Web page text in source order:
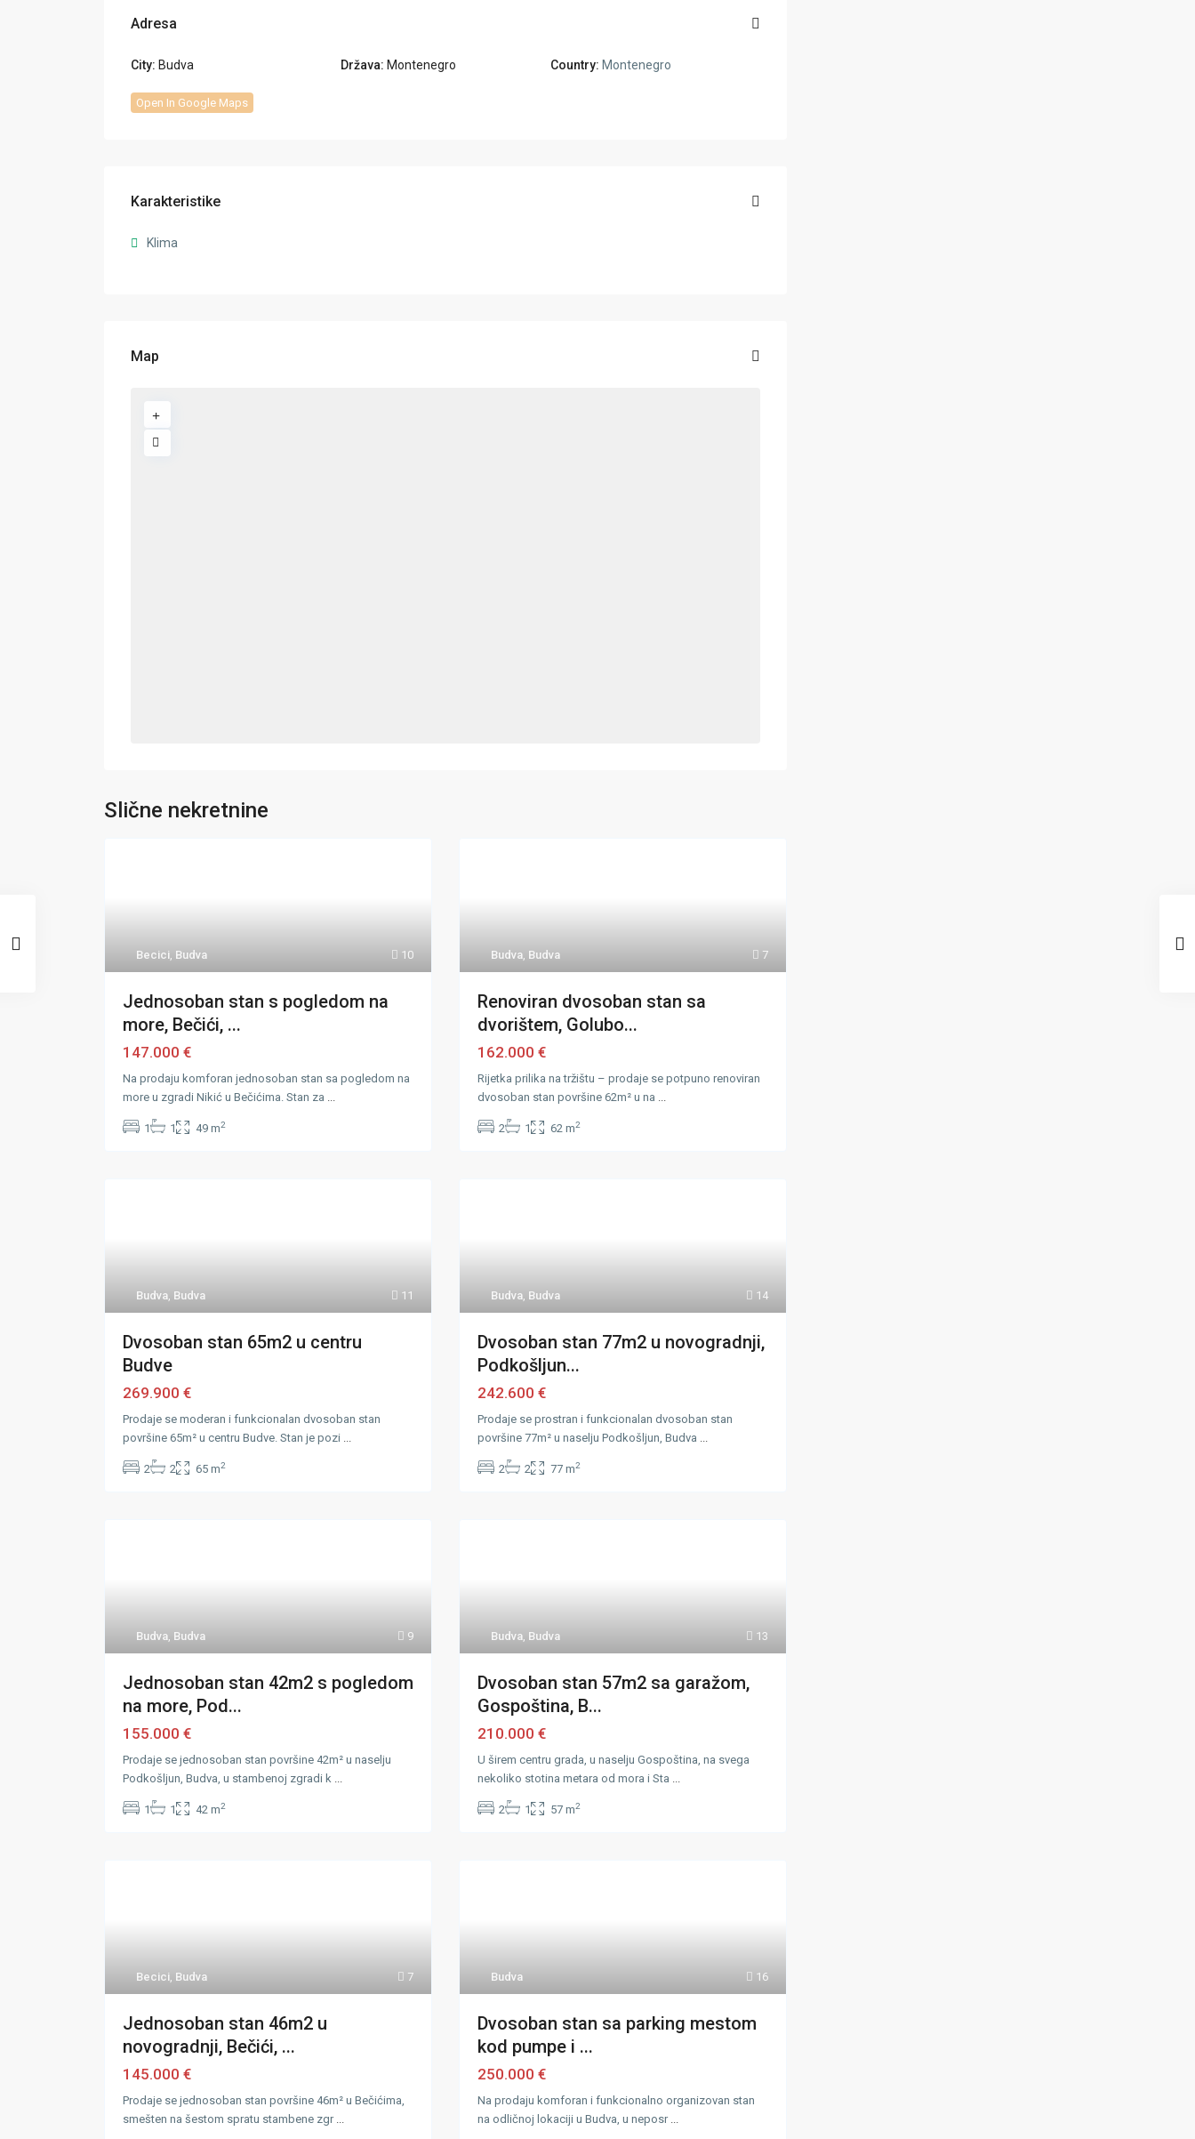
Adresa
City: Budva Država: Montenegro Country: Montenegro
Open In Google Maps
Karakteristike
Klima
Map
Slične nekretnine
10
Becici, Budva
Jednosoban stan s pogledom na
more, Bečići, ...
147.000 €
Na prodaju komforan jednosoban stan sa pogledom na
more u zgradi Nikić u Bečićima. Stan za ...
1 1 49 m2
7
Budva, Budva
Renoviran dvosoban stan sa
dvorištem, Golubo...
162.000 €
Rijetka prilika na tržištu – prodaje se potpuno renoviran
dvosoban stan površine 62m² u na ...
2 1 62 m2
11
Budva, Budva
Dvosoban stan 65m2 u centru
Budve
269.900 €
Prodaje se moderan i funkcionalan dvosoban stan
površine 65m² u centru Budve. Stan je pozi ...
2 2 65 m2
14
Budva, Budva
Dvosoban stan 77m2 u novogradnji,
Podkošljun...
242.600 €
Prodaje se prostran i funkcionalan dvosoban stan
površine 77m² u naselju Podkošljun, Budva ...
2 2 77 m2
9
Budva, Budva
Jednosoban stan 42m2 s pogledom
na more, Pod...
155.000 €
Prodaje se jednosoban stan površine 42m² u naselju
Podkošljun, Budva, u stambenoj zgradi k ...
1 1 42 m2
13
Budva, Budva
Dvosoban stan 57m2 sa garažom,
Gospoština, B...
210.000 €
U širem centru grada, u naselju Gospoština, na svega
nekoliko stotina metara od mora i Sta ...
2 1 57 m2
7
Becici, Budva
Jednosoban stan 46m2 u
novogradnji, Bečići, ...
145.000 €
Prodaje se jednosoban stan površine 46m² u Bečićima,
smešten na šestom spratu stambene zgr ...
16
Budva
Dvosoban stan sa parking mestom
kod pumpe i ...
250.000 €
Na prodaju komforan i funkcionalno organizovan stan
na odličnoj lokaciji u Budva, u neposr ...